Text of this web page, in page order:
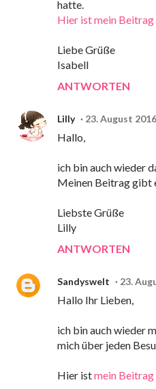
hatte.
Hier ist mein Beitrag
Liebe Grüße
Isabell
ANTWORTEN
Lilly 23. August
Hallo,
ich bin auch wieder
Meinen Beitrag gibt
Liebste Grüße
Lilly
ANTWORTEN
Sandyswelt 23.
Hallo Ihr Lieben,
ich bin auch wieder
mich über jeden
Hier istmein Beitrag